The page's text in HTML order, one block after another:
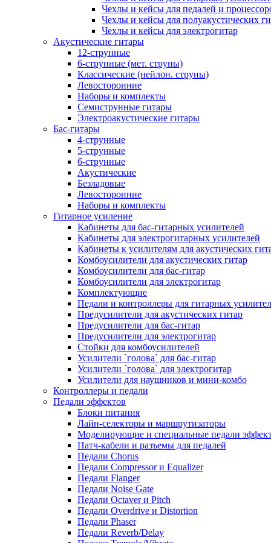
Чехлы и кейсы для педалей и
Чехлы и кейсы для полуакустических
Чехлы и кейсы для электрогитар
Акустические гитары
12-струнные
6-струнные (мет. струны)
Классические (нейлон. струны)
Левосторонние
Наборы и комплекты
Семиструнные гитары
Электроакустические гитары
Бас-гитары
4-струнные
5-струнные
6-струнные
Акустические
Безладовые
Левосторонние
Наборы и комплекты
Гитарное усиление
Кабинеты для бас-гитарных усилителей
Кабинеты для электрогитарных усилителей
Кабинеты к усилителям для акустических
Комбоусилители для акустических гитар
Комбоусилители для бас-гитар
Комбоусилители для электрогитар
Комплектующие
Педали и контроллеры для гитарных
Предусилители для акустических гитар
Предусилители для бас-гитар
Предусилители для электрогитар
Стойки для комбоусилителей
Усилители `голова` для бас-гитар
Усилители `голова` для электрогитар
Усилители для наушников и мини-комбо
Контроллеры и педали
Педали эффектов
Блоки питания
Лайн-селекторы и маршрутизаторы
Моделирующие и специальные педали
Патч-кабели и разъемы для педалей
Педали Chorus
Педали Compressor и Equalizer
Педали Flanger
Педали Noise Gate
Педали Octaver и Pitch
Педали Overdrive и Distortion
Педали Phaser
Педали Reverb/Delay